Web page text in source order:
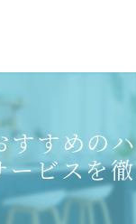
すすめの
ービスを